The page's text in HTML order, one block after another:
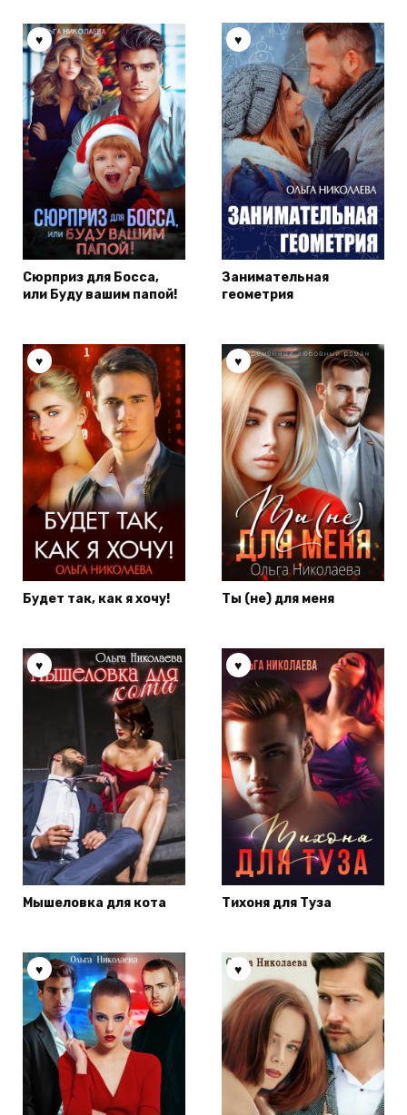
Сюрприз для Босса,
или Буду вашим папой!
Занимательная
геометрия
Будет так, как я хочу! Ты (не) для меня
Мышеловка для кота Тихоня для Туза